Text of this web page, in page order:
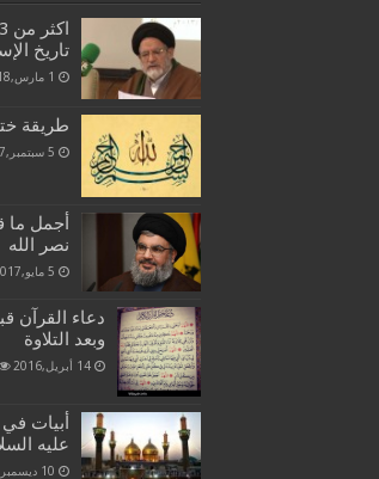
تاريخ
1 مارس,2018
طريقة
5 سبتمبر,2017
أجمل ما
نصر الله
5 مايو,2017
دعاء القرآن
وبعد التلاوة
14 أبريل,2016
أبيات في
عليه
10 ديسمبر,2017